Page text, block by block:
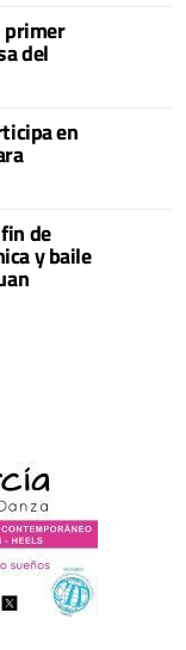
primer
del
en
de
y baile